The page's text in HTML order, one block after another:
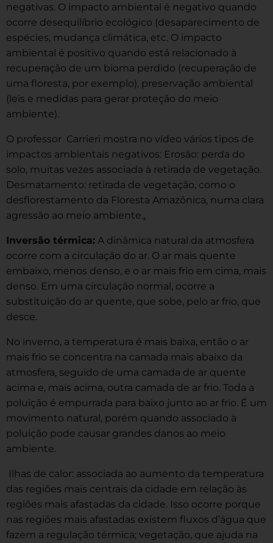
negativas. O impacto ambiental é negativo quando
ocorre desequilíbrio ecológico (desaparecimento de
espécies, mudança climática, etc. O impacto
ambiental é positivo quando está relacionado à
recuperação de um bioma perdido (recuperação de
uma floresta, por exemplo), preservação ambiental
(leis e medidas para gerar proteção do meio
ambiente).
O professor Carrieri mostra no vídeo vários tipos de
impactos ambientais negativos: Erosão: perda do
solo, muitas vezes associada à retirada de vegetação.
Desmatamento: retirada de vegetação, como o
desflorestamento da Floresta Amazônica, numa clara
agressão ao meio ambiente..
Inversão térmica: A dinâmica natural da atmosfera
ocorre com a circulação do ar. O ar mais quente
embaixo, menos denso, e o ar mais frio em cima, mais
denso. Em uma circulação normal, ocorre a
substituição do ar quente, que sobe, pelo ar frio, que
desce.
No inverno, a temperatura é mais baixa, então o ar
mais frio se concentra na camada mais abaixo da
atmosfera, seguido de uma camada de ar quente
acima e, mais acima, outra camada de ar frio. Toda a
poluição é empurrada para baixo junto ao ar frio. É um
movimento natural, porém quando associado à
poluição pode causar grandes danos ao meio
ambiente.
Ilhas de calor: associada ao aumento da temperatura
das regiões mais centrais da cidade em relação às
regiões mais afastadas da cidade. Isso ocorre porque
nas regiões mais afastadas existem fluxos d’água que
fazem a regulação térmica; vegetação, que ajuda na